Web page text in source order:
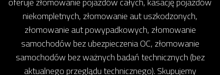
niekompletnych, złomowanie aut uszkodzonych,
złomowanie aut powypadkowych, złomowanie
samochodów bez ubezpieczenia OC, złomowanie
samochodów bez ważnych badań technicznych (bez
aktualnego przeglądu technicznego). Skupujemy